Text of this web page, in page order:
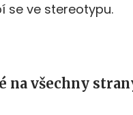
se ve stereotypu.
na všechny